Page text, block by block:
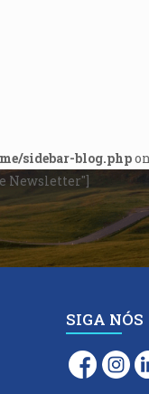
sidebar-blog.php
Newsletter"]
SIGA NÓS